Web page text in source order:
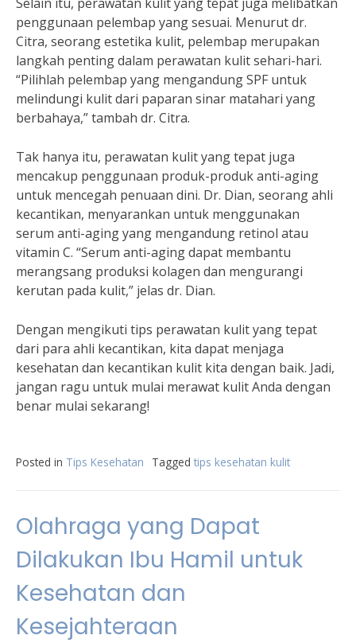
penggunaan pelembap yang sesuai. Menurut dr.
Citra, seorang estetika kulit, pelembap merupakan
langkah penting dalam perawatan kulit sehari-hari.
“Pilihlah pelembap yang mengandung SPF untuk
melindungi kulit dari paparan sinar matahari yang
berbahaya,” tambah dr. Citra.
Tak hanya itu, perawatan kulit yang tepat juga
mencakup penggunaan produk-produk anti-aging
untuk mencegah penuaan dini. Dr. Dian, seorang ahli
kecantikan, menyarankan untuk menggunakan
serum anti-aging yang mengandung retinol atau
vitamin C. “Serum anti-aging dapat membantu
merangsang produksi kolagen dan mengurangi
kerutan pada kulit,” jelas dr. Dian.
Dengan mengikuti tips perawatan kulit yang tepat
dari para ahli kecantikan, kita dapat menjaga
kesehatan dan kecantikan kulit kita dengan baik. Jadi,
jangan ragu untuk mulai merawat kulit Anda dengan
benar mulai sekarang!
Posted in Tips Kesehatan Tagged tips kesehatan kulit
Olahraga yang Dapat
Dilakukan Ibu Hamil untuk
Kesehatan dan
Kesejahteraan